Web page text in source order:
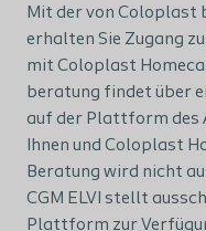
Mit der von Coloplast
erhalten Sie Zugang
mit Coloplast
beratung findet über
auf der Plattform des
Ihnen und Coloplast
Beratung wird nicht
CGM ELVI stellt
Plattform zur